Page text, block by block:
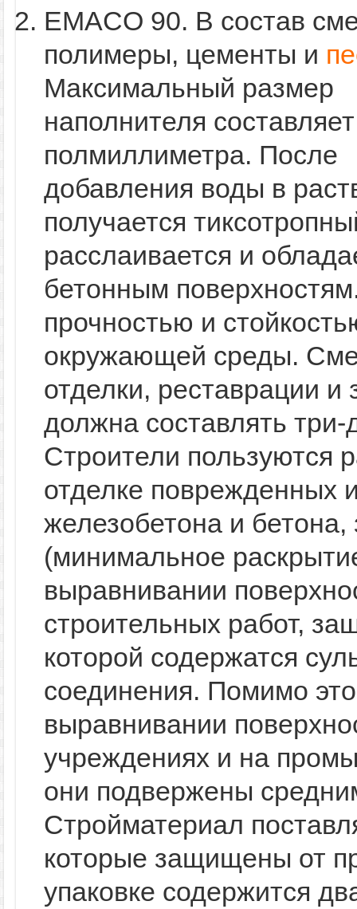
EMACO 90. В состав
полимеры, цементы и
Максимальный размер
наполнителя
полмиллиметра. После
добавления воды в
получается
расслаивается и
бетонным
прочностью и
окружающей среды.
отделки, реставрации
должна составлять
Строители пользуются
отделке поврежденных
железобетона и
(минимальное
выравнивании
строительных работ,
которой содержатся
соединения. Помимо
выравнивании
учреждениях и на
они подвержены
Стройматериал
которые защищены от
упаковке содержится